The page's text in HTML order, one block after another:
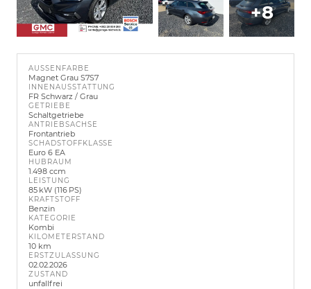
+8
AUSSENFARBE
Magnet Grau S7S7
INNENAUSSTATTUNG
FR Schwarz / Grau
GETRIEBE
Schaltgetriebe
ANTRIEBSACHSE
Frontantrieb
SCHADSTOFFKLASSE
Euro 6 EA
HUBRAUM
1.498 ccm
LEISTUNG
85 kW (116 PS)
KRAFTSTOFF
Benzin
KATEGORIE
Kombi
KILOMETERSTAND
10 km
ERSTZULASSUNG
02.02.2026
ZUSTAND
unfallfrei